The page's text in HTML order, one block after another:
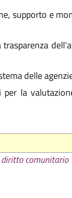
supporto e
delle
la
diritto comunitario